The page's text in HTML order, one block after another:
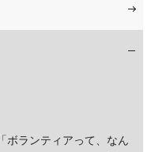
ボランティアって、なん